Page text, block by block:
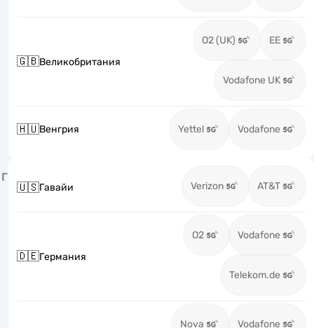
🇬🇧Великобритания
O2 (UK) EE
Vodafone UK
🇭🇺Венгрия Yettel Vodafone
Г
🇺🇸Гавайи Verizon AT&T
🇩🇪Германия
O2 Vodafone
Telekom.de
Nova Vodafone